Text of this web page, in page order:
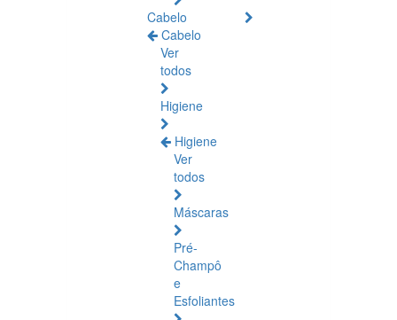
Cabelo
Cabelo
Ver
todos
Higiene
Higiene
Ver
todos
Máscaras
Pré-
Champô
e
Esfoliantes